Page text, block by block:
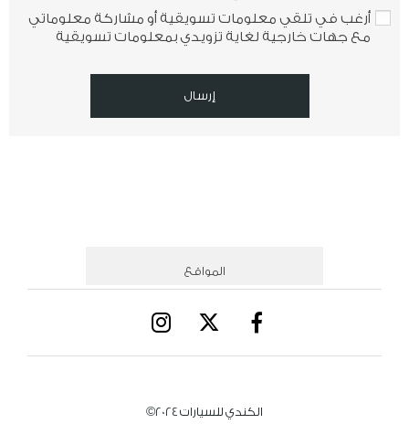
أرغب في تلقي معلومات تسويقية أو مشاركة معلوماتي
مع جهات خارجية لغاية تزويدي بمعلومات تسويقية
إرسال
المواقع
الكندي للسيارات 2024©